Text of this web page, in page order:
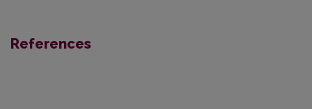
References